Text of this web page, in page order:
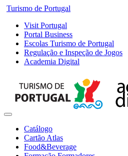
Turismo de Portugal
Visit Portugal
Portal Business
Escolas Turismo de Portugal
Regulação e Inspeção de Jogos
Academia Digital
Catálogo
Cartão Atlas
Food&Beverage